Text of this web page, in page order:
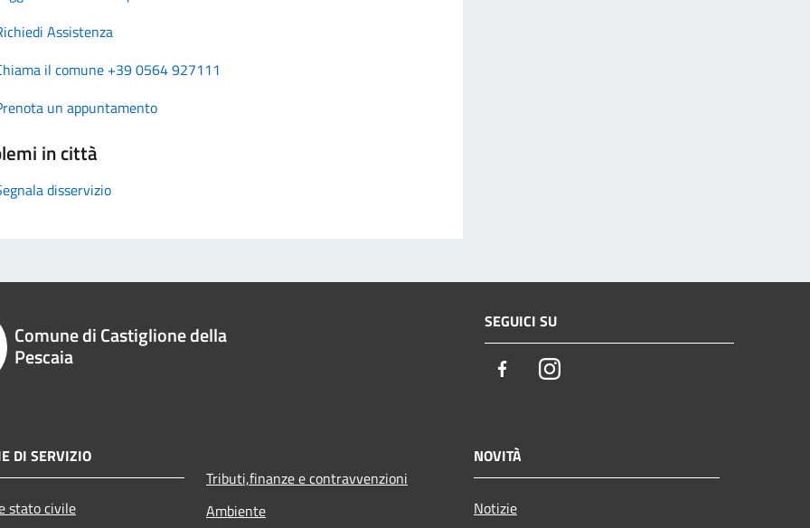
Assistenza
il comune +39 0564 927111
un appuntamento
in città
disservizio
Comune di Castiglione della
Pescaia
SEGUICI SU
FacebookInstagram
DI SERVIZIO
stato civile
Tributi,finanze e contravvenzioni
Ambiente
NOVITÀ
Notizie